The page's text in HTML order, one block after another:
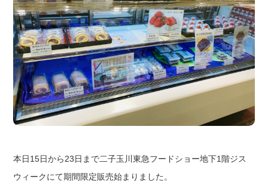
本日15日から23日まで二子玉川東急フードショー地下1階ジス
ウィークにて期間限定販売始まりました。